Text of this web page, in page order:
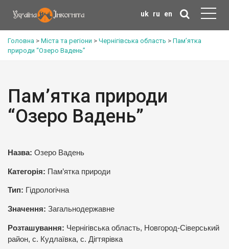
uk ru en
Головна > Міста та регіони > Чернігівська область > Пам’ятка
природи “Озеро Вадень”
Пам’ятка природи
“Озеро Вадень”
Назва: Озеро Вадень
Категорія: Пам’ятка природи
Тип: Гідрологічна
Значення: Загальнодержавне
Розташування: Чернігівська область, Новгород-Сіверський
район, с. Кудлаївка, с. Дігтярівка